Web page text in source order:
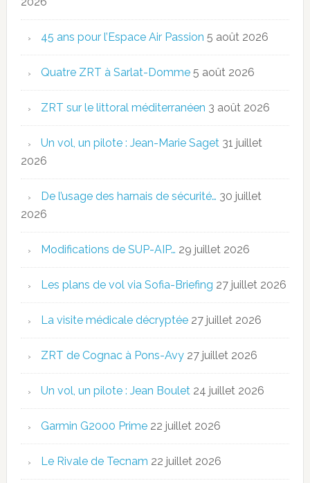
45 ans pour l’Espace Air Passion 5 août 2026
Quatre ZRT à Sarlat-Domme 5 août 2026
ZRT sur le littoral méditerranéen 3 août 2026
Un vol, un pilote : Jean-Marie Saget 31 juillet
2026
De l’usage des harnais de sécurité… 30 juillet
2026
Modifications de SUP-AIP… 29 juillet 2026
Les plans de vol via Sofia-Briefing 27 juillet 2026
La visite médicale décryptée 27 juillet 2026
ZRT de Cognac à Pons-Avy 27 juillet 2026
Un vol, un pilote : Jean Boulet 24 juillet 2026
Garmin G2000 Prime 22 juillet 2026
Le Rivale de Tecnam 22 juillet 2026